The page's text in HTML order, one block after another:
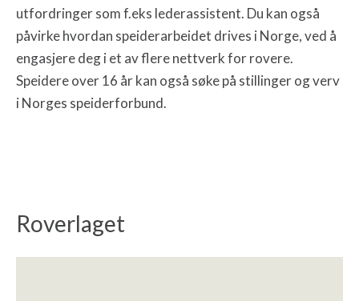
utfordringer som f.eks lederassistent. Du kan også
påvirke hvordan speiderarbeidet drives i Norge, ved å
engasjere deg i et av flere nettverk for rovere.
Speidere over 16 år kan også søke på stillinger og verv
i Norges speiderforbund.
Roverlaget